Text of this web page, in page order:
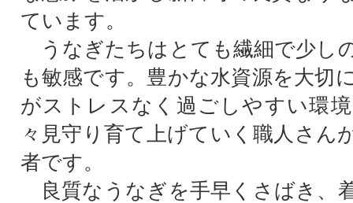
ています。
うなぎたちはとても繊細で少し
も敏感です。豊かな水資源を大切
がストレスなく過ごしやすい環
々見守り育て上げていく職人さん
者です。
良質なうなぎを手早くさばき、